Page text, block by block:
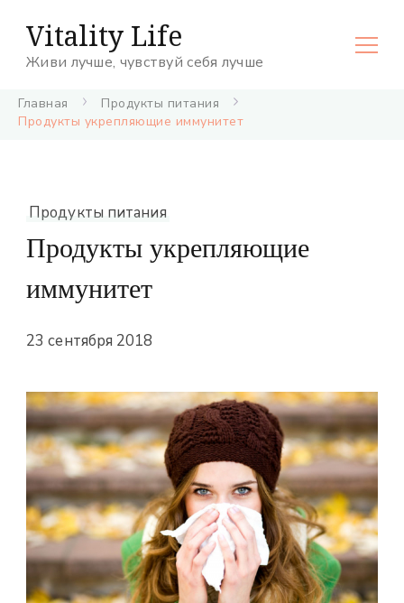
Vitality Life
Живи лучше, чувствуй себя лучше
Главная
Продукты питания
Продукты укрепляющие иммунитет
Продукты питания
Продукты укрепляющие
иммунитет
23 сентября 2018